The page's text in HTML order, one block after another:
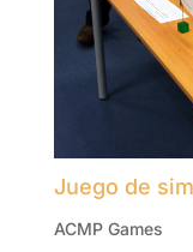
Juego de
ACMP Games